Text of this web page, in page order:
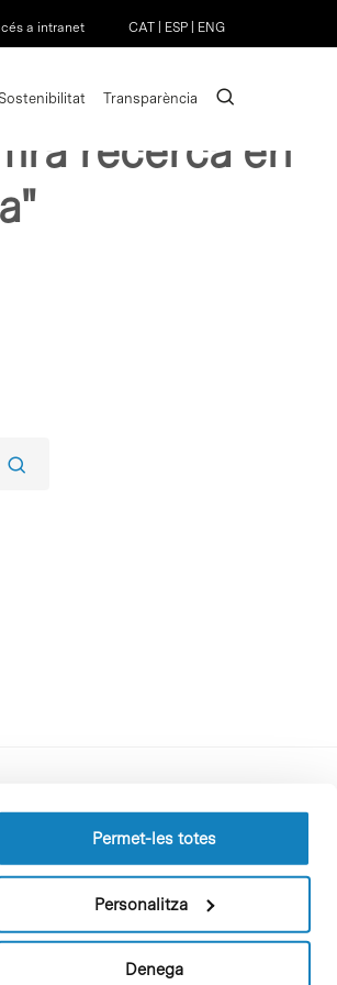
Permet-les totes
Personalitza
Denega
a intranet CAT ESP ENG
Transparència search
recerca en
Perfil del contractant
Política de privacitat
Política de cookies
Patrons i patrocinadors
Borsa de treball